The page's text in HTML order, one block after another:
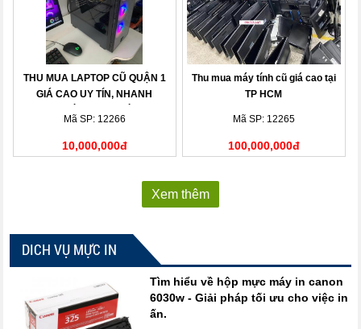
THU MUA LAPTOP CŨ QUẬN 1
GIÁ CAO UY TÍN, NHANH
Mã SP: 12266
10,000,000đ
Thu mua máy tính cũ giá cao tại
TP HCM
Mã SP: 12265
100,000,000đ
Xem thêm
DICH VỤ MỰC IN
Tìm hiểu về hộp mực máy in canon
6030w - Giải pháp tối ưu cho việc in
ấn.